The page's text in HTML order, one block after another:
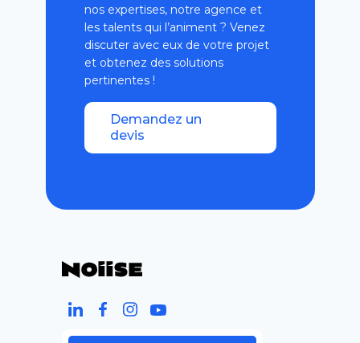
nos expertises, notre agence et
les talents qui l’animent ? Venez
discuter avec eux de votre projet
et obtenez des solutions
pertinentes !
Demandez un
devis